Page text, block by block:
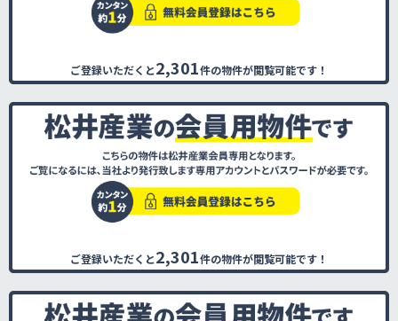
ご登録いただくと2,301件の物件が閲覧可能です！
ご登録いただくと2,301件の物件が閲覧可能です！